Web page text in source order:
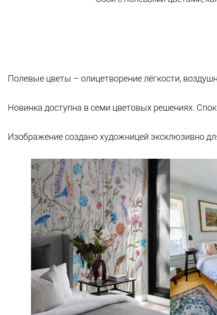
Полевые цветы – олицетворение лёгкости,
Новинка доступна в семи цветовых решениях.
Изображение создано художницей эксклюзивно